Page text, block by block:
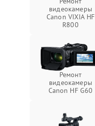
видеокамеры
Canon VIXIA HF
R800
Ремонт
видеокамеры
Canon HF G60